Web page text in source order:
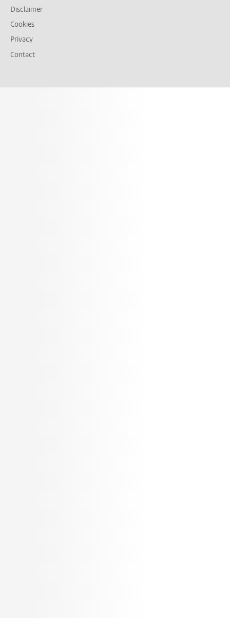
Disclaimer
Cookies
Privacy
Contact